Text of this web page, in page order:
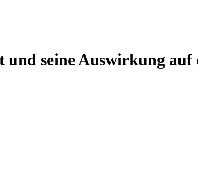
seine Auswirkung auf